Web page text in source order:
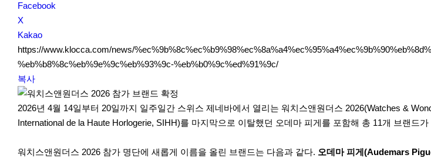
S
N
S
S
h
a
r
e
Facebook
X
Kakao
https://www.klocca.com/news/
%eb%b8%8c%eb%9e%9c%eb%93%9c-%eb%b0%9c%ed%91%9c/
복사
2026년 4월 14일부터 20일까지 일주일간 스위스 제네바에서 열리는 워치스앤원더스 2026(Watches &
International de la Haute Horlogerie, SIHH)를 마지막으로 이탈했던 오데마 피게를 포함해 총 11개 브랜드
워치스앤원더스 2026 참가 명단에 새롭게 이름을 올린 브랜드는 다음과 같다. 오데마 피게(Audemars